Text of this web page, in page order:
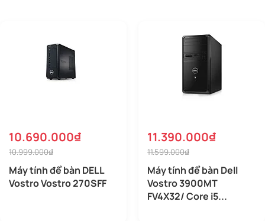
10.690.000₫
10.999.000₫
Máy tính để bàn DELL
Vostro Vostro 270SFF
11.390.000₫
11.599.000₫
Máy tính để bàn Dell
Vostro 3900MT
FV4X32/ Core i5...